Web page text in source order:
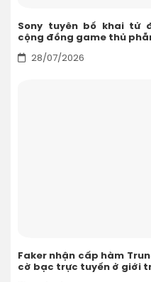
Sony tuyên bố khai tử
cộng đồng game thủ
28/07/2026
Faker nhận cấp hàm
cờ bạc trực tuyến ở giới